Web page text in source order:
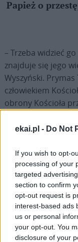
ekai.pl - Do Not
If you wish to opt-
processing of your
targeted
section to confirm
opt-out request is
interest-based ads
us or personal
your opt-out. You
disclosure of your
Papież o
– Trzeba widzieć
znajduje się jego
Wyszyński. Prymas
człowiekiem
obrony Kościoła
Polak chce
Statuetkę wręczył
stryjeczny wnuk
Woźniak, członek
Gratulacje na
Grzegorz Ryś,
Kościoła na dialog